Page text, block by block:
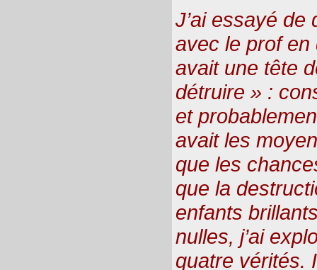
J’ai essayé de
avec le prof en
avait une tête
détruire » :
et
avait les
que les
que la
enfants
nulles, j’ai
quatre vérités.